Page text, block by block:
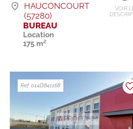
VOIR
HAUCONCOURT
(57280)
BUREAU
Location
175 m²
Ref. 014D841168